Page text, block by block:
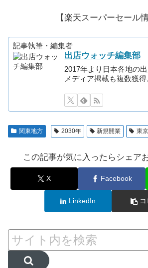
【楽天スーパーセール情
記事執筆・編集者
出店ウォッチ編集部
2017年より日本各地の
メディア掲載も複数獲得
関東地方 2030年 新規開業 東
この記事が気に入ったらシェア
X Facebook
LinkedIn